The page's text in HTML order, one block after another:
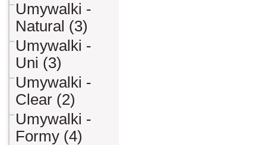
Umywalki -
Natural (3)
Umywalki -
Uni (3)
Umywalki -
Clear (2)
Umywalki -
Formy (4)